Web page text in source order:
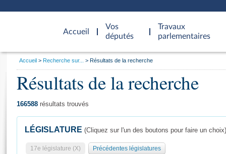
Accueil
d'accueil
Vos
députés
Travaux
parlementaires
Général
Vous
Accueil Recherche sur... Résultats de la recherche
Résultats de la recherche
166588 résultats trouvés
LÉGISLATURE (Cliquez sur l'un des boutons pour faire un choix)
17e législature (X) Précédentes législatures